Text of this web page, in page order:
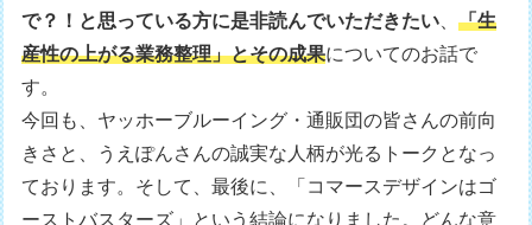
で？！と思っている方に是非読んでいただきたい、「生
産性の上がる業務整理」とその成果についてのお話で
す。
今回も、ヤッホーブルーイング・通販団の皆さんの前向
きさと、うえぽんさんの誠実な人柄が光るトークとなっ
ております。そして、最後に、「コマースデザインはゴ
ーストバスターズ」という結論になりました。どんな意